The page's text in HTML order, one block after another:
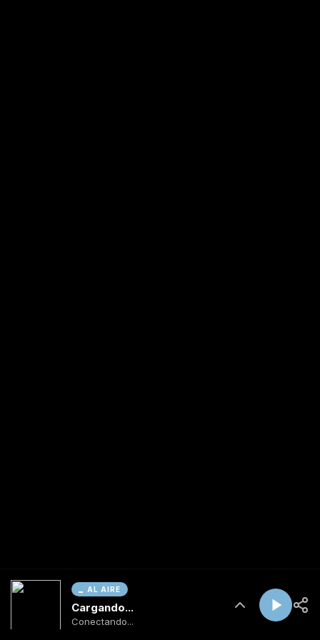
AL AIRE
Cargando...
Conectando...